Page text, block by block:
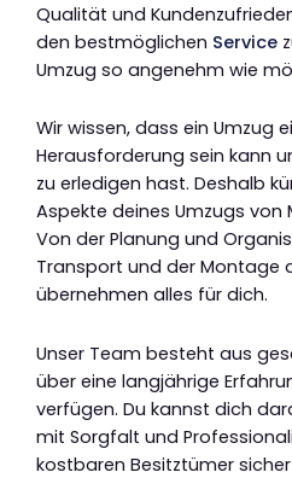
Qualität und
den bestmöglichen Service
Umzug so angenehm wie
Wir wissen, dass ein Umzug
Herausforderung sein kann
zu erledigen hast. Deshalb
Aspekte deines Umzugs von
Von der Planung und
Transport und der Montage
übernehmen alles für dich.
Unser Team besteht aus
über eine langjährige
verfügen. Du kannst dich
mit Sorgfalt und
kostbaren Besitztümer